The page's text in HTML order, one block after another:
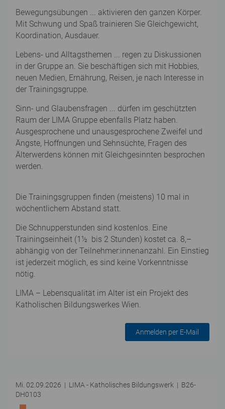
Bewegungsübungen ... aktivieren den ganzen Körper.
Mit Schwung und Spaß trainieren Sie Gleichgewicht,
Koordination, Ausdauer.
Lebens- und Alltagsthemen ... regen zu Diskussionen
in der Gruppe an. Sie beschäftigen sich mit Hobbies,
neuen Medien, Ernährung, Reisen, je nach Interesse in
der Trainingsgruppe.
Sinn- und Glaubensfragen ... dürfen im geschützten
Raum der LIMA Gruppe ebenfalls Platz haben.
Ausgesprochene und unausgesprochene Zweifel und
Ängste, Hoffnungen und Sehnsüchte, Fragen des
Älterwerdens können mit Gleichgesinnten besprochen
werden.
Die Trainingsgruppen finden (meistens) 10 mal in
wöchentlichem Abstand statt.
Die Schnupperstunden sind kostenlos. Eine
Trainingseinheit (1½ bis 2 Stunden) kostet ca. 8,–
abhängig von der Teilnehmer:innenanzahl. Ein Einstieg
ist jederzeit möglich, es sind keine Vorkenntnisse
nötig.
LIMA – Lebensqualität im Alter ist ein Projekt des
Katholischen Bildungswerkes Wien.
Anmelden per E-Mail
Mi. 02.09.2026 | LIMA - Katholisches Bildungswerk | B26-
DH0103